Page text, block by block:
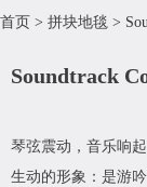
首页 > 拼块地毯 >
Soundtrack
琴弦震动，音乐响
生动的形象：是游